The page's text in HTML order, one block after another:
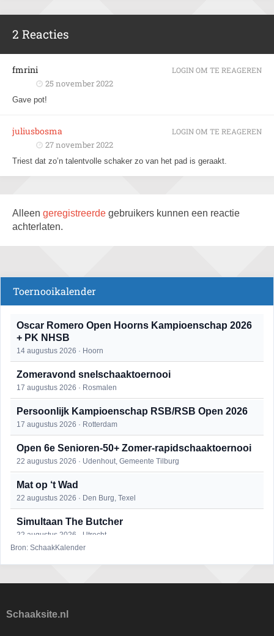
2 Reacties
fmrini
25 november 2022
Gave pot!
LOGIN OM TE REAGEREN
juliusbosma
27 november 2022
Triest dat zo’n talentvolle schaker zo van het pad is geraakt.
LOGIN OM TE REAGEREN
Alleen geregistreerde gebruikers kunnen een reactie
achterlaten.
Toernooikalender
Oscar Romero Open Hoorns Kampioenschap 2026
+ PK NHSB
14 augustus 2026 · Hoorn
Zomeravond snelschaaktoernooi
17 augustus 2026 · Rosmalen
Persoonlijk Kampioenschap RSB/RSB Open 2026
17 augustus 2026 · Rotterdam
Open 6e Senioren-50+ Zomer-rapidschaaktoernooi
22 augustus 2026 · Udenhout, Gemeente Tilburg
Mat op ‘t Wad
22 augustus 2026 · Den Burg, Texel
Simultaan The Butcher
22 augustus 2026 · Utrecht
25 augustus 2026 · Bunschoten-Spakenburg
Bron: SchaakKalender
Schaaksite.nl